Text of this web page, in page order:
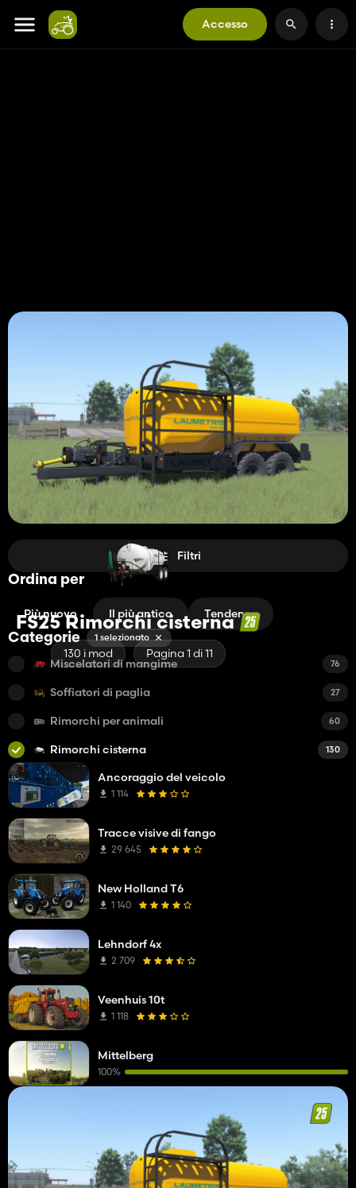
Accesso
FS25 Rimorchi cisterna
130 i mod Pagina 1 di 11
Filtri
Ordina per
Più nuovo Il più antico Tendenza
Categorie 1 selezionato
Miscelatori di mangime 76
Soffiatori di paglia 27
Rimorchi per animali 60
Rimorchi cisterna 130
Ancoraggio del veicolo
1 114
Tracce visive di fango
29 645
New Holland T6
1 140
Lehndorf 4x
2 709
Veenhuis 10t
1 118
Mittelberg
100%